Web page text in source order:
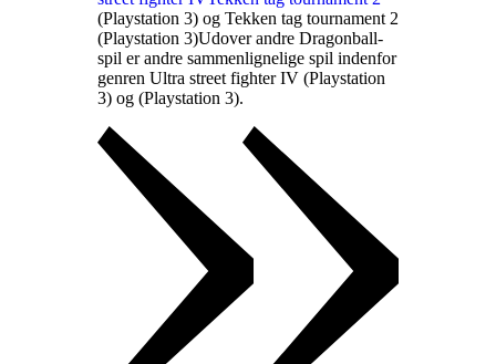
(Playstation 3) og Tekken tag tournament 2
(Playstation 3)Udover andre Dragonball-
spil er andre sammenlignelige spil indenfor
genren Ultra street fighter IV (Playstation
3) og (Playstation 3).